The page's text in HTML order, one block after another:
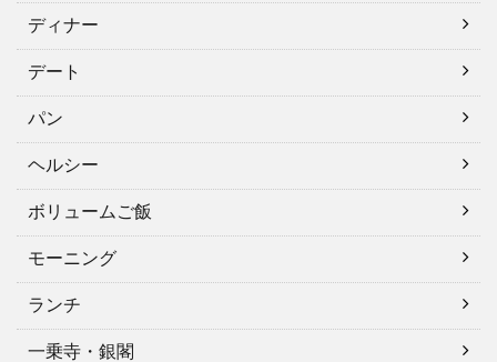
ディナー
デート
パン
ヘルシー
ボリュームご飯
モーニング
ランチ
一乗寺・銀閣